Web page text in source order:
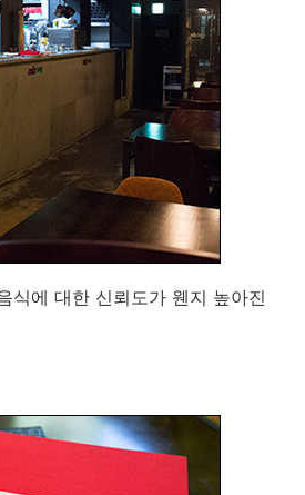
식에 대한 신뢰도가 웬지 높아진